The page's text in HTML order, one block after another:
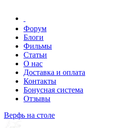
Форум
Блоги
Фильмы
Статьи
О нас
Доставка и оплата
Контакты
Бонусная система
Отзывы
Верфь на столе